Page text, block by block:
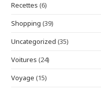
Recettes (6)
Shopping (39)
Uncategorized (35)
Voitures (24)
Voyage (15)